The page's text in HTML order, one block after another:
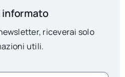
informato
riceverai solo
utili.